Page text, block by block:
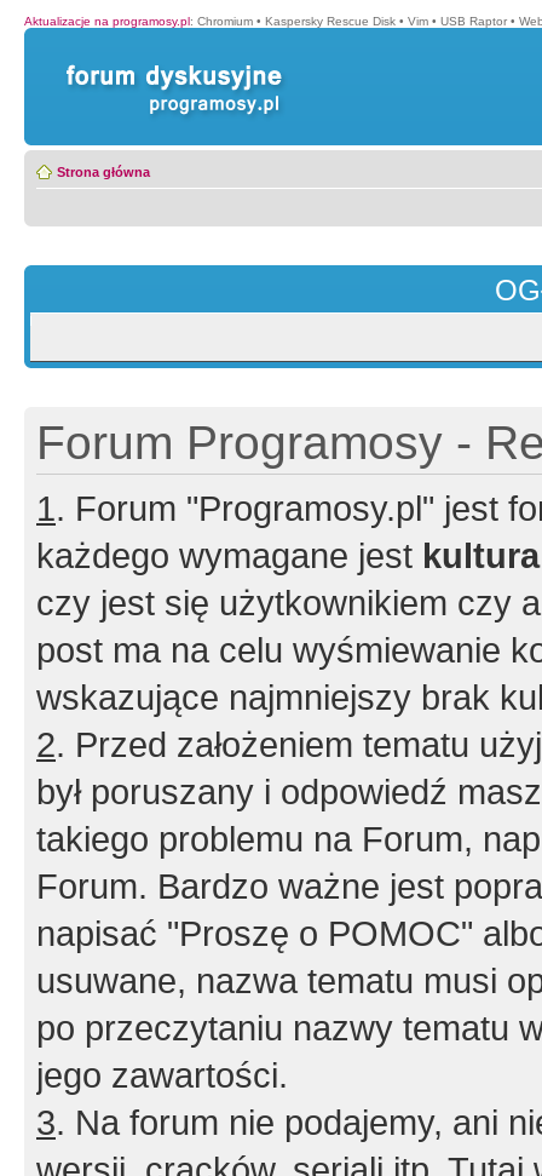
Aktualizacje na programosy.pl: Chromium • Kaspersky Rescue Disk • Vim • USB Raptor •
Strona główna
Forum Programosy -
1. Forum "Programosy.pl" jest
każdego wymagane jest
czy jest się użytkownikiem czy
post ma na celu wyśmiewanie
wskazujące najmniejszy brak
2. Przed założeniem tematu
był poruszany i odpowiedź
takiego problemu na Forum,
Forum. Bardzo ważne jest
napisać "Proszę o POMOC"
usuwane, nazwa tematu musi
po przeczytaniu nazwy tematu
jego zawartości.
3. Na forum nie podajemy, ani